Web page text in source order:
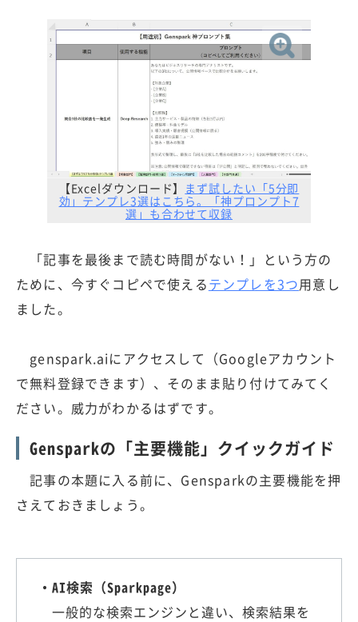
【Excelダウンロード】 まず試したい「5分即
効」テンプレ3選はこちら。「神プロンプト7
選」も合わせて収録
「記事を最後まで読む時間がない！」という方の
ために、今すぐコピペで使えるテンプレを3つ用意し
ました。
genspark.aiにアクセスして（Googleアカウント
で無料登録できます）、そのまま貼り付けてみてく
ださい。威力がわかるはずです。
Gensparkの「主要機能」クイックガイド
記事の本題に入る前に、Gensparkの主要機能を押
さえておきましょう。
・AI検索（Sparkpage）
一般的な検索エンジンと違い、検索結果を